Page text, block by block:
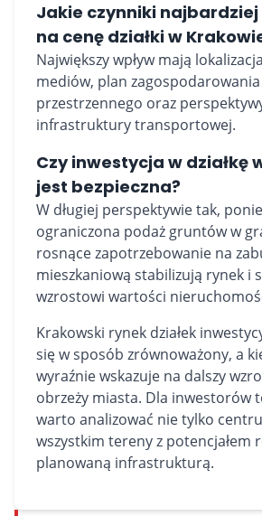
Jakie czynniki najbardziej
na cenę działki w
Największy wpływ mają
mediów, plan zagospodarowania
przestrzennego oraz
infrastruktury transportowej.
Czy inwestycja w działkę
jest bezpieczna?
W długiej perspektywie tak,
ograniczona podaż gruntów w
rosnące zapotrzebowanie na
mieszkaniową stabilizują rynek i
wzrostowi wartości
Krakowski rynek działek
się w sposób zrównoważony, a
wyraźnie wskazuje na dalszy
obrzeży miasta. Dla inwestorów
warto analizować nie tylko
wszystkim tereny z potencjałem
planowaną infrastrukturą.